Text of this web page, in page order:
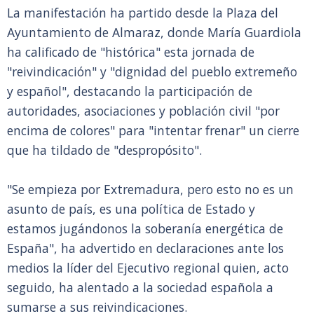
La manifestación ha partido desde la Plaza del
Ayuntamiento de Almaraz, donde María Guardiola
ha calificado de "histórica" esta jornada de
"reivindicación" y "dignidad del pueblo extremeño
y español", destacando la participación de
autoridades, asociaciones y población civil "por
encima de colores" para "intentar frenar" un cierre
que ha tildado de "despropósito".
"Se empieza por Extremadura, pero esto no es un
asunto de país, es una política de Estado y
estamos jugándonos la soberanía energética de
España", ha advertido en declaraciones ante los
medios la líder del Ejecutivo regional quien, acto
seguido, ha alentado a la sociedad española a
sumarse a sus reivindicaciones.